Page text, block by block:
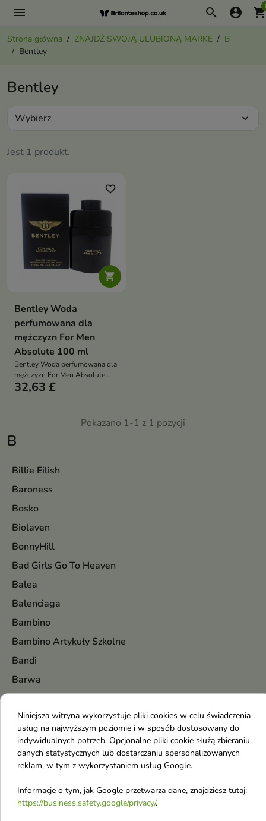
menu search account_circle
Strona główna ZNAJDŹ SWOJĄ ULUBIONĄ MARKĘ
B
Bentley
B
Billie Eilish
Baroness
Bosko
Biolaven
BonnyHill
Bad Girls Go To Heaven
Balea
Balenciaga
Bambino
Bambino Artykuły Szkolne
Bandi
Barwa
Baśka
Batiste
BE BIO Ewa Chodakowska
Bentley
Bentley
Jest 1 produkt.
Wybierz expand_more

favorite_border
Bentley Woda
perfumowana dla
mężczyzn For Men
Absolute 100 ml
Bentley Woda perfumowana dla
mężczyzn For Men Absolute
100 ml
32,63 £
Pokazano 1-1 z 1 pozycji
Niniejsza witryna wykorzystuje pliki cookies w celu świadczenia
usług na najwyższym poziomie i w sposób dostosowany do
indywidualnych potrzeb. Opcjonalne pliki cookie służą zbieraniu
danych statystycznych lub dostarczaniu spersonalizowanych
reklam, w tym z wykorzystaniem usług Google.
Informacje o tym, jak Google przetwarza dane, znajdziesz tutaj:
https://business.safety.google/privacy/.